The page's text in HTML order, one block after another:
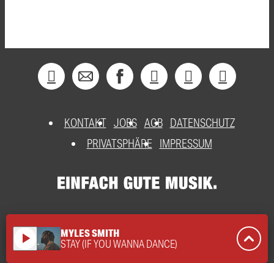
KONTAKT JOBS AGB DATENSCHUTZ
PRIVATSPHÄRE
IMPRESSUM
play_arrow MYLES SMITH
STAY (IF YOU WANNA DANCE)